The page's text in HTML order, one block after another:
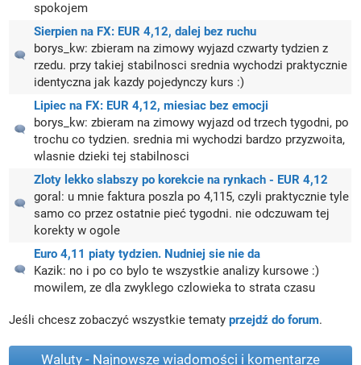
spokojem
Sierpien na FX: EUR 4,12, dalej bez ruchu
borys_kw:zbieram na zimowy wyjazd czwarty tydzien z
rzedu. przy takiej stabilnosci srednia wychodzi praktycznie
identyczna jak kazdy pojedynczy kurs :)
Lipiec na FX: EUR 4,12, miesiac bez emocji
borys_kw:zbieram na zimowy wyjazd od trzech tygodni, po
trochu co tydzien. srednia mi wychodzi bardzo przyzwoita,
wlasnie dzieki tej stabilnosci
Zloty lekko slabszy po korekcie na rynkach - EUR 4,12
goral: u mnie faktura poszla po 4,115, czyli praktycznie tyle
samo co przez ostatnie pieć tygodni. nie odczuwam tej
korekty w ogole
Euro 4,11 piaty tydzien. Nudniej sie nie da
Kazik: no i po co bylo te wszystkie analizy kursowe :)
mowilem, ze dla zwyklego czlowieka to strata czasu
Jeśli chcesz zobaczyć wszystkie tematyprzejdź do forum.
Waluty - Najnowsze wiadomości i komentarze